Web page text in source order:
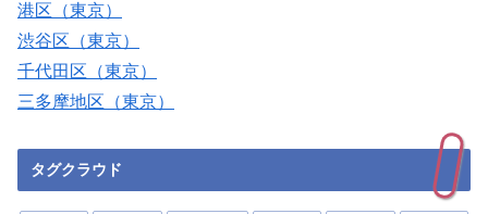
港区（東京）
渋谷区（東京）
千代田区（東京）
三多摩地区（東京）
タグクラウド